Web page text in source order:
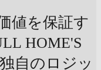
値を保証す
HOME'S
自のロジッ